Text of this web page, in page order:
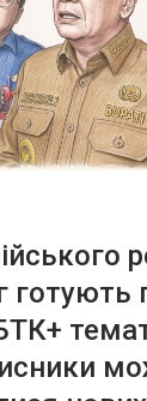
готують